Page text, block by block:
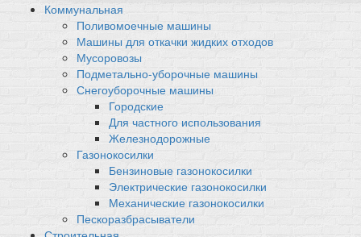
Коммунальная
Поливомоечные машины
Машины для откачки жидких отходов
Мусоровозы
Подметально-уборочные машины
Снегоуборочные машины
Городские
Для частного использования
Железнодорожные
Газонокосилки
Бензиновые газонокосилки
Электрические газонокосилки
Механические газонокосилки
Пескоразбрасыватели